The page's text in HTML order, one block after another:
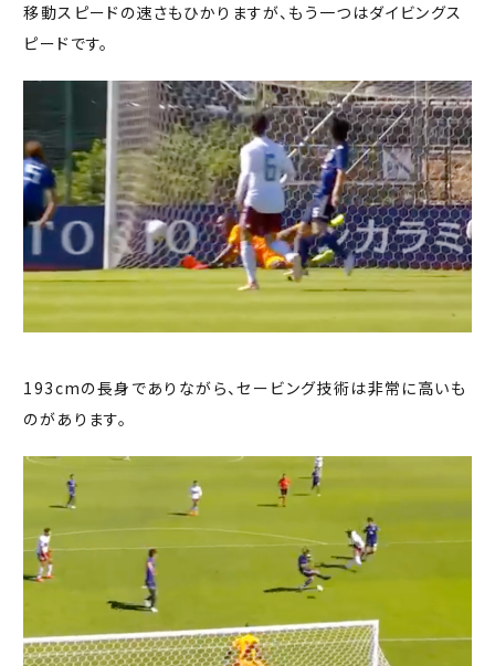
移動スピードの速さもひかりますが、もう一つはダイビングス
ピードです。
193cmの長身でありながら、セービング技術は非常に高いも
のがあります。